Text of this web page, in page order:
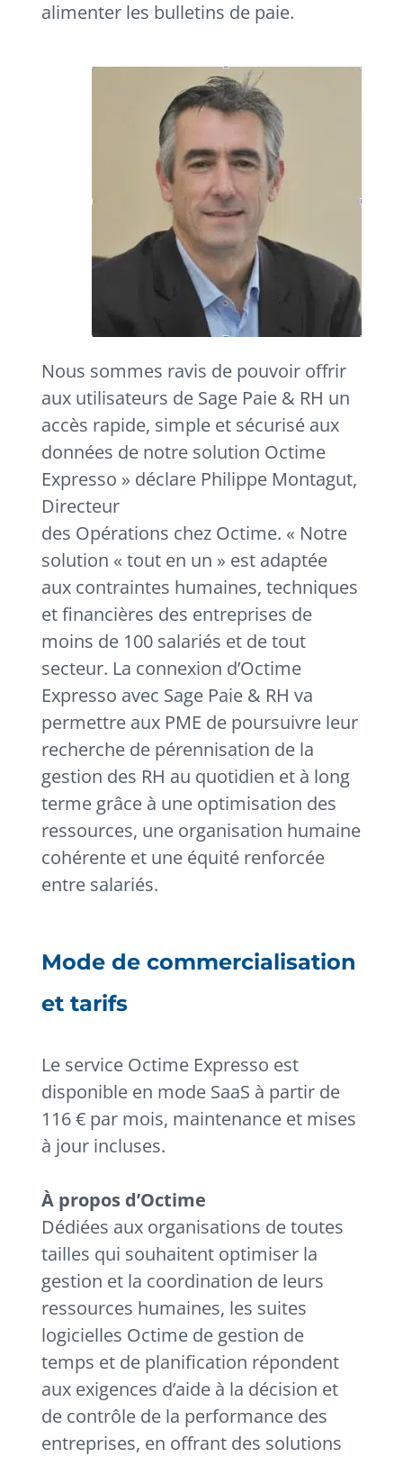
alimenter les bulletins de paie.
Nous sommes ravis de pouvoir offrir
aux utilisateurs de Sage Paie & RH un
accès rapide, simple et sécurisé aux
données de notre solution Octime
Expresso » déclare Philippe Montagut,
Directeur
des Opérations chez Octime. « Notre
solution « tout en un » est adaptée
aux contraintes humaines, techniques
et financières des entreprises de
moins de 100 salariés et de tout
secteur. La connexion d’Octime
Expresso avec Sage Paie & RH va
permettre aux PME de poursuivre leur
recherche de pérennisation de la
gestion des RH au quotidien et à long
terme grâce à une optimisation des
ressources, une organisation humaine
cohérente et une équité renforcée
entre salariés.
Mode de commercialisation
et tarifs
Le service Octime Expresso est
disponible en mode SaaS à partir de
116 € par mois, maintenance et mises
à jour incluses.
À propos d’Octime
Dédiées aux organisations de toutes
tailles qui souhaitent optimiser la
gestion et la coordination de leurs
ressources humaines, les suites
logicielles Octime de gestion de
temps et de planification répondent
aux exigences d’aide à la décision et
de contrôle de la performance des
entreprises, en offrant des solutions